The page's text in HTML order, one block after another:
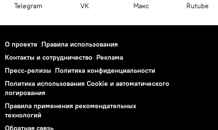
Telegram VK Макс Rutube
О проекте Правила использования
Контакты и сотрудничество Реклама
Пресс-релизы Политика конфиденциальности
Политика использования Cookie и автоматического
логирования
Правила применения рекомендательных
технологий
Обратная связь